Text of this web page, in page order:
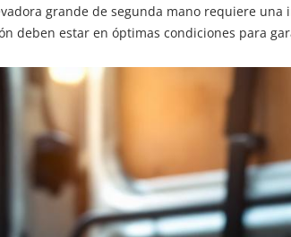
grande de segunda mano requiere
deben estar en óptimas condiciones para